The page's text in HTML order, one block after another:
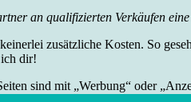
an qualifizierten Verkäufen
zusätzliche Kosten. So
dir!
sind mit „Werbung“ oder